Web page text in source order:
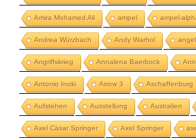
Amira Mohamed Ali ampel ampel-
Andrea Würzbach Andy Warhol
Angriffskrieg Annalena Baerbock
Antonio Inoki Arrow 3 Aschaffenburg
Aufstehen Ausstellung Australien
Axel Cäsar Springer Axel Springer